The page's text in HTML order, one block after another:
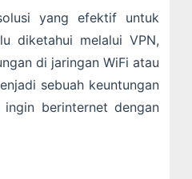
yang efektif untuk
diketahui melalui VPN,
di jaringan WiFi atau
sebuah keuntungan
berinternet dengan